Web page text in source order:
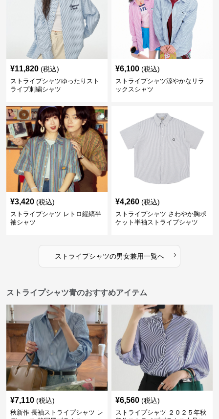
¥11,820 (税込)
ストライプシャツゆったりスト
ライプ刺繍シャツ
¥6,100 (税込)
ストライプシャツ涼やかなリラ
ックスシャツ
¥3,420 (税込)
ストライプシャツ レトロ縦縞半
袖シャツ
¥4,260 (税込)
ストライプシャツ さわやか胸ポ
ケット半袖ストライプシャツ
ストライプシャツの男女兼用一覧へ ›
ストライプシャツ青のおすすめアイテム
¥7,110 (税込)
秋新作 長袖ストライプシャツ レ
¥6,560 (税込)
ストライプシャツ ２０２５年秋